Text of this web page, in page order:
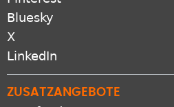
Bluesky
X
LinkedIn
ZUSATZANGEBOTE